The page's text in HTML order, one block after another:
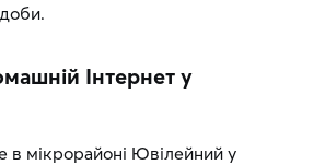
Інтернет у
мікрорайоні Ювілейний у